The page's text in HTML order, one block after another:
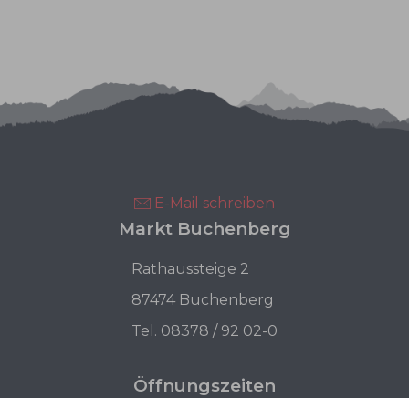
E-Mail schreiben
Markt Buchenberg
Rathaussteige 2
87474 Buchenberg
Tel. 08378 / 92 02-0
Öffnungszeiten